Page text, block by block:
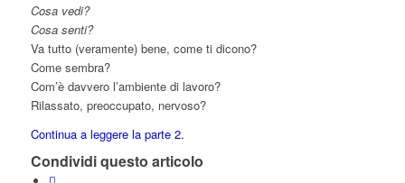
Cosa vedi?
Cosa senti?
Va tutto (veramente) bene, come ti dicono?
Come sembra?
Com’è davvero l’ambiente di lavoro?
Rilassato, preoccupato, nervoso?
Continua a leggere la parte 2.
Condividi questo articolo